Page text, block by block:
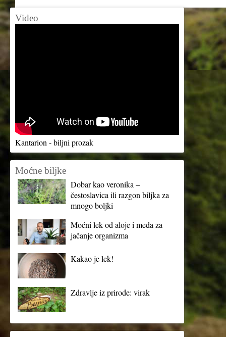
Video
Kantarion - biljni prozak
Moćne biljke
Dobar kao veronika –
čestoslavica ili razgon biljka za
mnogo boljki
Moćni lek od aloje i meda za
jačanje organizma
Kakao je lek!
Zdravlje iz prirode: virak